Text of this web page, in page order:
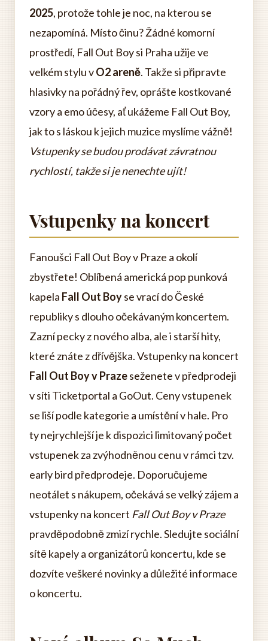
2025, protože tohle je noc, na kterou se
nezapomíná. Místo činu? Žádné komorní
prostředí, Fall Out Boy si Praha užije ve
velkém stylu vO2 areně. Takže si připravte
hlasivky na pořádný řev, oprášte kostkované
vzory a emo účesy, ať ukážeme Fall Out Boy,
jak to s láskou k jejich muzice myslíme vážně!
Vstupenky se budou prodávat závratnou
rychlostí, takže si je nenechte ujít!
Vstupenky na koncert
Fanoušci Fall Out Boy v Praze a okolí
zbystřete! Oblíbená americká pop punková
kapela Fall Out Boyse vrací do České
republiky s dlouho očekávaným koncertem.
Zazní pecky z nového alba, ale i starší hity,
které znáte z dřívějška. Vstupenky na koncert
Fall Out Boy v Prazeseženete v předprodeji
v síti Ticketportal a GoOut. Ceny vstupenek
se liší podle kategorie a umístění v hale. Pro
ty nejrychlejší je k dispozici limitovaný počet
vstupenek za zvýhodněnou cenu v rámci tzv.
early bird předprodeje. Doporučujeme
neotálet s nákupem, očekává se velký zájem a
vstupenky na koncert Fall Out Boy v Praze
pravděpodobně zmizí rychle. Sledujte sociální
sítě kapely a organizátorů koncertu, kde se
dozvíte veškeré novinky a důležité informace
o koncertu.